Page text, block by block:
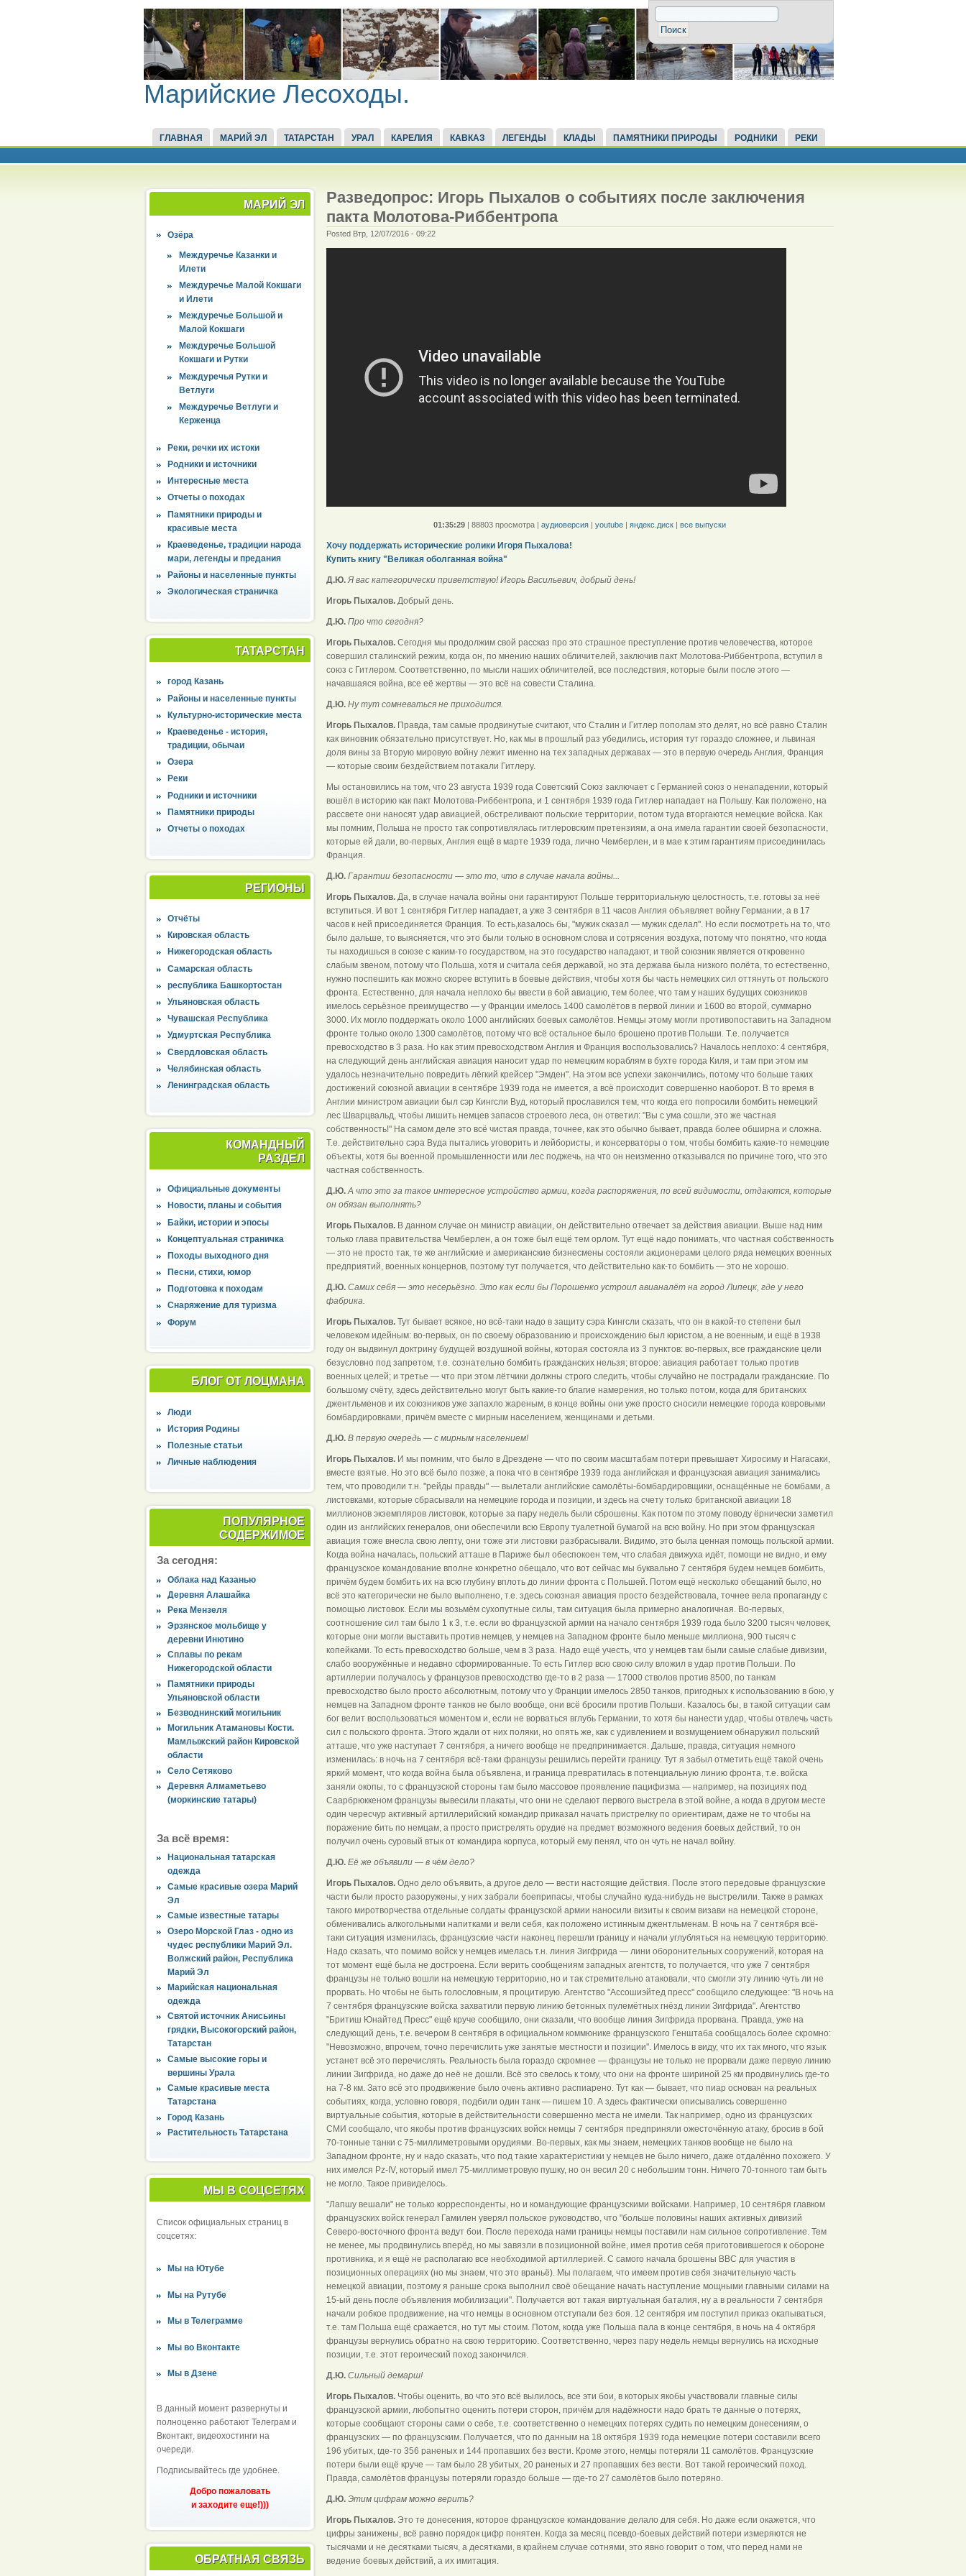
Марийские Лесоходы.
ГЛАВНАЯ МАРИЙ ЭЛ ТАТАРСТАН УРАЛ КАРЕЛИЯ КАВКАЗ ЛЕГЕНДЫ КЛАДЫ ПАМЯТНИКИ ПРИРОДЫ РОДНИКИ РЕКИ
МАРИЙ ЭЛ
Озёра
Междуречье Казанки и
Илети
Междуречье Малой Кокшаги
и Илети
Междуречье Большой и
Малой Кокшаги
Междуречье Большой
Кокшаги и Рутки
Междуречья Рутки и
Ветлуги
Междуречье Ветлуги и
Керженца
Реки, речки их истоки
Родники и источники
Интересные места
Отчеты о походах
Памятники природы и
красивые места
Краеведенье, традиции народа
мари, легенды и предания
Районы и населенные пункты
Экологическая страничка
ТАТАРСТАН
город Казань
Районы и населенные пункты
Культурно-исторические места
Краеведенье - история,
традиции, обычаи
Озера
Реки
Родники и источники
Памятники природы
Отчеты о походах
РЕГИОНЫ
Отчёты
Кировская область
Нижегородская область
Самарская область
республика Башкортостан
Ульяновская область
Чувашская Республика
Удмуртская Республика
Свердловская область
Челябинская область
Ленинградская область
КОМАНДНЫЙ
РАЗДЕЛ
Официальные документы
Новости, планы и события
Байки, истории и эпосы
Концептуальная страничка
Походы выходного дня
Песни, стихи, юмор
Подготовка к походам
Снаряжение для туризма
Форум
БЛОГ ОТ ЛОЦМАНА
Люди
История Родины
Полезные статьи
Личные наблюдения
ПОПУЛЯРНОЕ
СОДЕРЖИМОЕ
За сегодня:
Облака над Казанью
Деревня Алашайка
Река Мензеля
Эрзянское мольбище у
деревни Инютино
Сплавы по рекам
Нижегородской области
Памятники природы
Ульяновской области
Безводнинский могильник
Могильник Атамановы Кости.
Мамлыжский район Кировской
области
Село Сетяково
Деревня Алмаметьево
(моркинские татары)
За всё время:
Национальная татарская
одежда
Самые красивые озера Марий
Эл
Самые известные татары
Озеро Морской Глаз - одно из
чудес республики Марий Эл.
Волжский район, Республика
Марий Эл
Марийская национальная
одежда
Святой источник Анисьины
грядки, Высокогорский район,
Татарстан
Самые высокие горы и
вершины Урала
Самые красивые места
Татарстана
Город Казань
Растительность Татарстана
МЫ В СОЦСЕТЯХ
Список официальных страниц в
соцсетях:
Мы на Ютубе
Мы на Рутубе
Мы в Телеграмме
Мы во Вконтакте
Мы в Дзене
В данный момент развернуты и
полноценно работают Телеграм и
Вконтакт, видеохостинги на
очереди.
Подписывайтесь где удобнее.
Добро пожаловать
и заходите еще!)))
ОБРАТНАЯ СВЯЗЬ
Разведопрос: Игорь Пыхалов о событиях после заключения
пакта Молотова-Риббентропа
Posted Втр, 12/07/2016 - 09:22
01:35:29 | 88803 просмотра | аудиоверсия | youtube | яндекс.диск | все выпуски
Хочу поддержать исторические ролики Игоря Пыхалова!
Купить книгу "Великая оболганная война"
Д.Ю.Я вас категорически приветствую! Игорь Васильевич, добрый день!
Игорь Пыхалов.Добрый день.
Д.Ю.Про что сегодня?
Игорь Пыхалов.Сегодня мы продолжим свой рассказ про это страшное преступление против человечества, которое
совершил сталинский режим, когда он, по мнению наших обличителей, заключив пакт Молотова-Риббентропа, вступил в
союз с Гитлером. Соответственно, по мысли наших обличителей, все последствия, которые были после этого —
начавшаяся война, все её жертвы — это всё на совести Сталина.
Д.Ю.Ну тут сомневаться не приходится.
Игорь Пыхалов.Правда, там самые продвинутые считают, что Сталин и Гитлер пополам это делят, но всё равно Сталин
как виновник обязательно присутствует. Но, как мы в прошлый раз убедились, история тут гораздо сложнее, и львиная
доля вины за Вторую мировую войну лежит именно на тех западных державах — это в первую очередь Англия, Франция
— которые своим бездействием потакали Гитлеру.
Мы остановились на том, что 23 августа 1939 года Советский Союз заключает с Германией союз о ненападении, который
вошёл в историю как пакт Молотова-Риббентропа, и 1 сентября 1939 года Гитлер нападает на Польшу. Как положено, на
рассвете они наносят удар авиацией, обстреливают польские территории, потом туда вторгаются немецкие войска. Как
мы помним, Польша не просто так сопротивлялась гитлеровским претензиям, а она имела гарантии своей безопасности,
которые ей дали, во-первых, Англия ещё в марте 1939 года, лично Чемберлен, и в мае к этим гарантиям присоединилась
Франция.
Д.Ю.Гарантии безопасности — это то, что в случае начала войны...
Игорь Пыхалов.Да, в случае начала войны они гарантируют Польше территориальную целостность, т.е. готовы за неё
вступиться. И вот 1 сентября Гитлер нападает, а уже 3 сентября в 11 часов Англия объявляет войну Германии, а в 17
часов к ней присоединяется Франция. То есть,казалось бы, "мужик сказал — мужик сделал". Но если посмотреть на то, что
было дальше, то выясняется, что это были только в основном слова и сотрясения воздуха, потому что понятно, что когда
ты находишься в союзе с каким-то государством, на это государство нападают, и твой союзник является откровенно
слабым звеном, потому что Польша, хотя и считала себя державой, но эта держава была низкого полёта, то естественно,
нужно поспешить как можно скорее вступить в боевые действия, чтобы хотя бы часть немецких сил оттянуть от польского
фронта. Естественно, для начала неплохо бы ввести в бой авиацию, тем более, что там у наших будущих союзников
имелось серьёзное преимущество — у Франции имелось 1400 самолётов в первой линии и 1600 во второй, суммарно
3000. Их могло поддержать около 1000 английских боевых самолётов. Немцы этому могли противопоставить на Западном
фронте только около 1300 самолётов, потому что всё остальное было брошено против Польши. Т.е. получается
превосходство в 3 раза. Но как этим превосходством Англия и Франция воспользовались? Началось неплохо: 4 сентября,
на следующий день английская авиация наносит удар по немецким кораблям в бухте города Киля, и там при этом им
удалось незначительно повредить лёгкий крейсер "Эмден". На этом все успехи закончились, потому что больше таких
достижений союзной авиации в сентябре 1939 года не имеется, а всё происходит совершенно наоборот. В то время в
Англии министром авиации был сэр Кингсли Вуд, который прославился тем, что когда его попросили бомбить немецкий
лес Шварцвальд, чтобы лишить немцев запасов строевого леса, он ответил: "Вы с ума сошли, это же частная
собственность!" На самом деле это всё чистая правда, точнее, как это обычно бывает, правда более обширна и сложна.
Т.е. действительно сэра Вуда пытались уговорить и лейбористы, и консерваторы о том, чтобы бомбить какие-то немецкие
объекты, хотя бы военной промышленности или лес поджечь, на что он неизменно отказывался по причине того, что это
частная собственность.
Д.Ю.А что это за такое интересное устройство армии, когда распоряжения, по всей видимости, отдаются, которые
он обязан выполнять?
Игорь Пыхалов.В данном случае он министр авиации, он действительно отвечает за действия авиации. Выше над ним
только глава правительства Чемберлен, а он тоже был ещё тем орлом. Тут ещё надо понимать, что частная собственность
— это не просто так, те же английские и американские бизнесмены состояли акционерами целого ряда немецких военных
предприятий, военных концернов, поэтому тут получается, что действительно как-то бомбить — это не хорошо.
Д.Ю.Самих себя — это несерьёзно. Это как если бы Порошенко устроил авианалёт на город Липецк, где у него
фабрика.
Игорь Пыхалов.Тут бывает всякое, но всё-таки надо в защиту сэра Кингсли сказать, что он в какой-то степени был
человеком идейным: во-первых, он по своему образованию и происхождению был юристом, а не военным, и ещё в 1938
году он выдвинул доктрину будущей воздушной войны, которая состояла из 3 пунктов: во-первых, все гражданские цели
безусловно под запретом, т.е. сознательно бомбить гражданских нельзя; второе: авиация работает только против
военных целей; и третье — что при этом лётчики должны строго следить, чтобы случайно не пострадали гражданские. По
большому счёту, здесь действительно могут быть какие-то благие намерения, но только потом, когда для британских
джентльменов и их союзников уже запахло жареным, в конце войны они уже просто сносили немецкие города ковровыми
бомбардировками, причём вместе с мирным населением, женщинами и детьми.
Д.Ю.В первую очередь — с мирным населением!
Игорь Пыхалов.И мы помним, что было в Дрездене — что по своим масштабам потери превышает Хиросиму и Нагасаки,
вместе взятые. Но это всё было позже, а пока что в сентябре 1939 года английская и французская авиация занимались
тем, что проводили т.н. "рейды правды" — вылетали английские самолёты-бомбардировщики, оснащённые не бомбами, а
листовками, которые сбрасывали на немецкие города и позиции, и здесь на счету только британской авиации 18
миллионов экземпляров листовок, которые за пару недель были сброшены. Как потом по этому поводу ёрнически заметил
один из английских генералов, они обеспечили всю Европу туалетной бумагой на всю войну. Но при этом французская
авиация тоже внесла свою лепту, они тоже эти листовки разбрасывали. Видимо, это была ценная помощь польской армии.
Когда война началась, польский атташе в Париже был обеспокоен тем, что слабая движуха идёт, помощи не видно, и ему
французское командование вполне конкретно обещало, что вот сейчас мы буквально 7 сентября будем немцев бомбить,
причём будем бомбить их на всю глубину вплоть до линии фронта с Польшей. Потом ещё несколько обещаний было, но
всё это категорически не было выполнено, т.е. здесь союзная авиация просто бездействовала, точнее вела пропаганду с
помощью листовок. Если мы возьмём сухопутные силы, там ситуация была примерно аналогичная. Во-первых,
соотношение сил там было 1 к 3, т.е. если во французской армии на начало сентября 1939 года было 3200 тысяч человек,
которые они могли выставить против немцев, у немцев на Западном фронте было меньше миллиона, 900 тысяч с
копейками. То есть превосходство больше, чем в 3 раза. Надо ещё учесть, что у немцев там были самые слабые дивизии,
слабо вооружённые и недавно сформированные. То есть Гитлер всю свою силу вложил в удар против Польши. По
артиллерии получалось у французов превосходство где-то в 2 раза — 17000 стволов против 8500, по танкам
превосходство было просто абсолютным, потому что у Франции имелось 2850 танков, пригодных к использованию в бою, у
немцев на Западном фронте танков не было вообще, они всё бросили против Польши. Казалось бы, в такой ситуации сам
бог велит воспользоваться моментом и, если не ворваться вглубь Германии, то хотя бы нанести удар, чтобы отвлечь часть
сил с польского фронта. Этого ждали от них поляки, но опять же, как с удивлением и возмущением обнаружил польский
атташе, что уже наступает 7 сентября, а ничего вообще не предпринимается. Дальше, правда, ситуация немного
изменилась: в ночь на 7 сентября всё-таки французы решились перейти границу. Тут я забыл отметить ещё такой очень
яркий момент, что когда война была объявлена, и граница превратилась в потенциальную линию фронта, т.е. войска
заняли окопы, то с французской стороны там было массовое проявление пацифизма — например, на позициях под
Саарбрюккеном французы вывесили плакаты, что они не сделают первого выстрела в этой войне, а когда в другом месте
один чересчур активный артиллерийский командир приказал начать пристрелку по ориентирам, даже не то чтобы на
поражение бить по немцам, а просто пристрелять орудие на предмет возможного ведения боевых действий, то он
получил очень суровый втык от командира корпуса, который ему пенял, что он чуть не начал войну.
Д.Ю.Её же объявили — в чём дело?
Игорь Пыхалов.Одно дело объявить, а другое дело — вести настоящие действия. После этого передовые французские
части были просто разоружены, у них забрали боеприпасы, чтобы случайно куда-нибудь не выстрелили. Также в рамках
такого миротворчества отдельные солдаты французской армии наносили визиты к своим визави на немецкой стороне,
обменивались алкогольными напитками и вели себя, как положено истинным джентльменам. В ночь на 7 сентября всё-
таки ситуация изменилась, французские части наконец перешли границу и начали углубляться на немецкую территорию.
Надо сказать, что помимо войск у немцев имелась т.н. линия Зигфрида — лини оборонительных сооружений, которая на
тот момент ещё была не достроена. Если верить сообщениям западных агентств, то получается, что уже 7 сентября
французы не только вошли на немецкую территорию, но и так стремительно атаковали, что смогли эту линию чуть ли не
прорвать. Но чтобы не быть голословным, я процитирую. Агентство "Ассошиэйтед пресс" сообщило следующее: "В ночь на
7 сентября французские войска захватили первую линию бетонных пулемётных гнёзд линии Зигфрида". Агентство
"Бритиш Юнайтед Пресс" ещё круче сообщило, они сказали, что вообще линия Зигфрида прорвана. Правда, уже на
следующий день, т.е. вечером 8 сентября в официальном коммюнике французского Генштаба сообщалось более скромно:
"Невозможно, впрочем, точно перечислить уже занятые местности и позиции". Имелось в виду, что их так много, что язык
устанет всё это перечислять. Реальность была гораздо скромнее — французы не только не прорвали даже первую линию
линии Зигфрида, но даже до неё не дошли. Всё это свелось к тому, что они на фронте шириной 25 км продвинулись где-то
на 7-8 км. Зато всё это продвижение было очень активно распиарено. Тут как — бывает, что пиар основан на реальных
событиях, когда, условно говоря, подбили один танк — пишем 10. А здесь фактически описывались совершенно
виртуальные события, которые в действительности совершенно места не имели. Так например, одно из французских
СМИ сообщало, что якобы против французских войск немцы 7 сентября предприняли ожесточённую атаку, бросив в бой
70-тонные танки с 75-миллиметровыми орудиями. Во-первых, как мы знаем, немецких танков вообще не было на
Западном фронте, ну и надо сказать, что под такие характеристики у немцев не было ничего, даже отдалённо похожего. У
них имелся Pz-IV, который имел 75-миллиметровую пушку, но он весил 20 с небольшим тонн. Ничего 70-тонного там быть
не могло. Такое привиделось.
"Лапшу вешали" не только корреспонденты, но и командующие французскими войсками. Например, 10 сентября главком
французских войск генерал Гамилен уверял польское руководство, что "больше половины наших активных дивизий
Северо-восточного фронта ведут бои. После перехода нами границы немцы поставили нам сильное сопротивление. Тем
не менее, мы продвинулись вперёд, но мы завязли в позиционной войне, имея против себя приготовившегося к обороне
противника, и я ещё не располагаю все необходимой артиллерией. С самого начала брошены ВВС для участия в
позиционных операциях (но мы знаем, что это враньё). Мы полагаем, что имеем против себя значительную часть
немецкой авиации, поэтому я раньше срока выполнил своё обещание начать наступление мощными главными силами на
15-ый день после объявления мобилизации". Получается вот такая виртуальная баталия, ну а в реальности 7 сентября
начали робкое продвижение, на что немцы в основном отступали без боя. 12 сентября им поступил приказ окапываться,
т.е. там Польша ещё сражается, но тут мы стоим. Потом, когда уже Польша пала в конце сентября, в ночь на 4 октября
французы вернулись обратно на свою территорию. Соответственно, через пару недель немцы вернулись на исходные
позиции, т.е. этот героический поход закончился.
Д.Ю.Сильный демарш!
Игорь Пыхалов.Чтобы оценить, во что это всё вылилось, все эти бои, в которых якобы участвовали главные силы
французской армии, любопытно оценить потери сторон, причём для надёжности надо брать те данные о потерях,
которые сообщают стороны сами о себе, т.е. соответственно о немецких потерях судить по немецким донесениям, о
французских — по французским. Получается, что по данным на 18 октября 1939 года немецкие потери составили всего
196 убитых, где-то 356 раненых и 144 пропавших без вести. Кроме этого, немцы потеряли 11 самолётов. Французские
потери были ещё круче — там было 28 убитых, 20 раненых и 27 пропавших без вести. Вот такой героический поход.
Правда, самолётов французы потеряли гораздо больше — где-то 27 самолётов было потеряно.
Д.Ю.Этим цифрам можно верить?
Игорь Пыхалов.Это те донесения, которое французское командование делало для себя. Но даже если окажется, что
цифры занижены, всё равно порядок цифр понятен. Когда за месяц псевдо-боевых действий потери измеряются не
тысячами и не десятками тысяч, а десятками, в крайнем случае сотнями, это явно говорит о том, что перед нами не
ведение боевых действий, а их имитация.